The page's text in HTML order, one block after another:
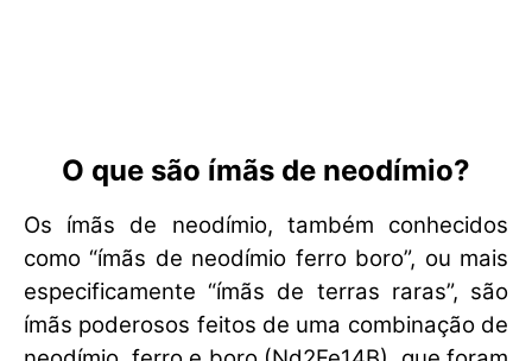
O que são ímãs de neodímio?
Os ímãs de neodímio, também conhecidos
como “ímãs de neodímio ferro boro”, ou mais
especificamente “ímãs de terras raras”, são
ímãs poderosos feitos de uma combinação de